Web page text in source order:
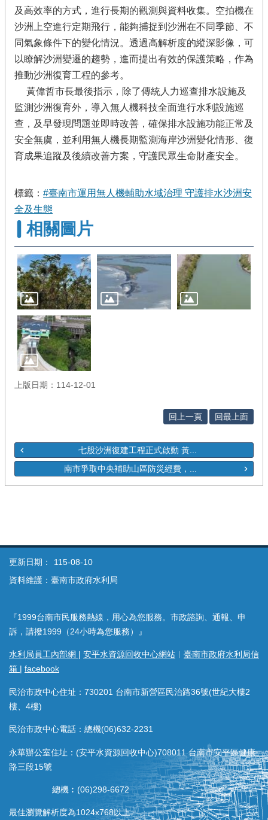
及高效率的方式，進行長期的觀測與資料收集。空拍機在
沙洲上空進行定期飛行，能夠捕捉到沙洲在不同季節、不
同氣象條件下的變化情況。透過高解析度的縱深影像，可
以瞭解沙洲變遷的趨勢，進而提出有效的保護策略，作為
推動沙洲復育工程的參考。
黃偉哲市長最後指示，除了傳統人力巡查排水設施及
監測沙洲復育外，導入無人機科技全面進行水利設施巡
查，及早發現問題並即時改善，確保排水設施功能正常及
安全無虞，並利用無人機長期監測海岸沙洲變化情形、復
育成果追蹤及後續改善方案，守護民眾生命財產安全。
標籤： #臺南市運用無人機輔助水域治理 守護排水沙洲安
全及生態
相關圖片
上版日期：114-12-01
回上一頁 回最上面
七股沙洲復建工程正式啟動 黃...
南市爭取中央補助山區防災經費，...
更新日期：
115-08-10
資料維護：臺南市政府水利局
『1999台南市民服務熱線，用心為您服務。市政諮詢、通報、申
訴，請撥1999（24小時為您服務）』
水利局員工內部網 | 安平水資源回收中心網站 ︱ 臺南市政府水利局信
箱 | facebook
民治市政中心住址：730201 台南市新營區民治路36號(世紀大樓2
樓、4樓)
民治市政中心電話：總機(06)632-2231
永華辦公室住址：(安平水資源回收中心)708011 台南市安平區健康
路三段15號
總機︰(06)298-6672
最佳瀏覽解析度為1024x768以上